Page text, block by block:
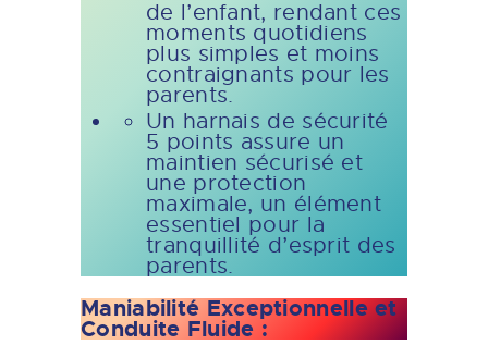
de l’enfant, rendant ces
moments quotidiens
plus simples et moins
contraignants pour les
parents.
Un harnais de sécurité
5 points assure un
maintien sécurisé et
une protection
maximale, un élément
essentiel pour la
tranquillité d’esprit des
parents.
Maniabilité Exceptionnelle et
Conduite Fluide :